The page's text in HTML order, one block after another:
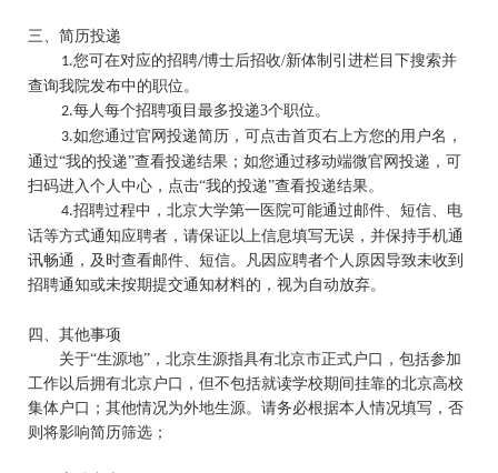
新体制引进
招聘公告
三、简历投递
1.您可在对应的招聘/博士后招收/新体制引进栏目下搜索并
查询我院发布中的职位。
2.每人每个招聘项目最多投递3个职位。
3.如您通过官网投递简历，可点击首页右上方您的用户名，
通过“我的投递”查看投递结果；如您通过移动端微官网投递，可
扫码进入个人中心，点击“我的投递”查看投递结果。
4.招聘过程中，北京大学第一医院可能通过邮件、短信、电
话等方式通知应聘者，请保证以上信息填写无误，并保持手机通
讯畅通，及时查看邮件、短信。凡因应聘者个人原因导致未收到
招聘通知或未按期提交通知材料的，视为自动放弃。
四、其他事项
关于“生源地”，北京生源指具有北京市正式户口，包括参加
工作以后拥有北京户口，但不包括就读学校期间挂靠的北京高校
集体户口；其他情况为外地生源。请务必根据本人情况填写，否
则将影响简历筛选；